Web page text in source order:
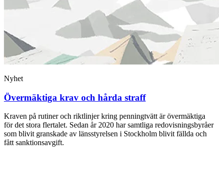
Nyhet
Övermäktiga krav och hårda straff
Kraven på rutiner och riktlinjer kring penning­tvätt är övermäktiga
för det stora flertalet. Sedan år 2020 har samtliga ­redo­visningsbyråer
som blivit ­granskade av länsstyrelsen i ­Stockholm blivit fällda och
fått sanktionsavgift.